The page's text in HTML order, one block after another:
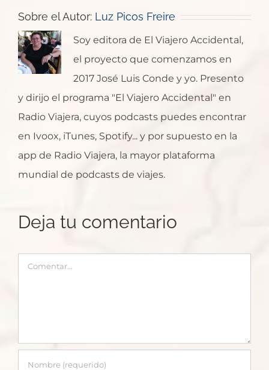
Sobre el Autor: Luz Picos Freire
Soy editora de El Viajero Accidental,
el proyecto que comenzamos en
2017 José Luis Conde y yo. Presento
y dirijo el programa "El Viajero Accidental" en
Radio Viajera, cuyos podcasts puedes encontrar
en Ivoox, iTunes, Spotify... y por supuesto en la
app de Radio Viajera, la mayor plataforma
mundial de podcasts de viajes.
Deja tu comentario
Comentar